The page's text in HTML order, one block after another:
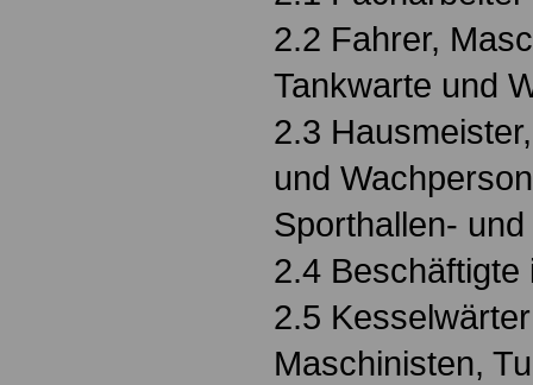
2.2 Fahrer,
Tankwarte und
2.3
und
Sporthallen-
2.4
2.5
Maschinisten,